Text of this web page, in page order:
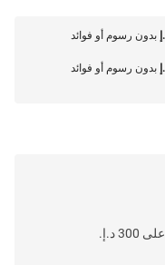
بدون رسوم أو فوائد
بدون رسوم أو فوائد